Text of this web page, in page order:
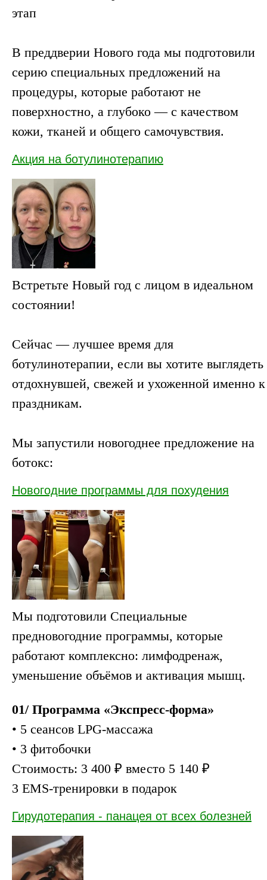
этап
В преддверии Нового года мы подготовили
серию специальных предложений на
процедуры, которые работают не
поверхностно, а глубоко — с качеством
кожи, тканей и общего самочувствия.
Акция на ботулинотерапию
Встретьте Новый год с лицом в идеальном
состоянии!
Сейчас — лучшее время для
ботулинотерапии, если вы хотите выглядеть
отдохнувшей, свежей и ухоженной именно к
праздникам.
Мы запустили новогоднее предложение на
ботокс:
Новогодние программы для похудения
Мы подготовили Специальные
предновогодние программы, которые
работают комплексно: лимфодренаж,
уменьшение объёмов и активация мышц.
01/ Программа «Экспресс-форма»
• 5 сеансов LPG-массажа
• 3 фитобочки
Стоимость: 3 400 ₽ вместо 5 140 ₽
3 EMS-тренировки в подарок
Гирудотерапия - панацея от всех болезней